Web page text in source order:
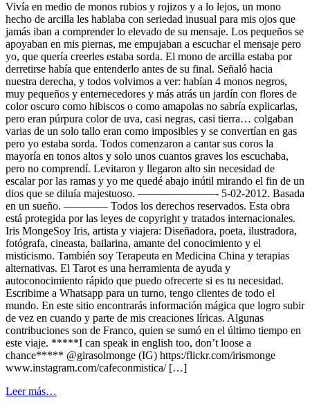
Vivía en medio de monos rubios y rojizos y a lo lejos, un mono
hecho de arcilla les hablaba con seriedad inusual para mis ojos que
jamás iban a comprender lo elevado de su mensaje. Los pequeños se
apoyaban en mis piernas, me empujaban a escuchar el mensaje pero
yo, que quería creerles estaba sorda. El mono de arcilla estaba por
derretirse había que entenderlo antes de su final. Señaló hacia
nuestra derecha, y todos volvimos a ver: habían 4 monos negros,
muy pequeños y enternecedores y más atrás un jardín con flores de
color oscuro como hibiscos o como amapolas no sabría explicarlas,
pero eran púrpura color de uva, casi negras, casi tierra… colgaban
varias de un solo tallo eran como imposibles y se convertían en gas
pero yo estaba sorda. Todos comenzaron a cantar sus coros la
mayoría en tonos altos y solo unos cuantos graves los escuchaba,
pero no comprendí. Levitaron y llegaron alto sin necesidad de
escalar por las ramas y yo me quedé abajo inútil mirando el fin de un
dios que se diluía majestuoso. ———————- 5-02-2012. Basada
en un sueño. ———— Todos los derechos reservados. Esta obra
está protegida por las leyes de copyright y tratados internacionales.
Iris MongeSoy Iris, artista y viajera: Diseñadora, poeta, ilustradora,
fotógrafa, cineasta, bailarina, amante del conocimiento y el
misticismo. También soy Terapeuta en Medicina China y terapias
alternativas. El Tarot es una herramienta de ayuda y
autoconocimiento rápido que puedo ofrecerte si es tu necesidad.
Escribime a Whatsapp para un turno, tengo clientes de todo el
mundo. En este sitio encontrarás información mágica que logro subir
de vez en cuando y parte de mis creaciones líricas. Algunas
contribuciones son de Franco, quien se sumó en el último tiempo en
este viaje. *****I can speak in english too, don’t loose a
chance***** @girasolmonge (IG) https:/flickr.com/irismonge
www.instagram.com/cafeconmistica/ […]
Leer más…